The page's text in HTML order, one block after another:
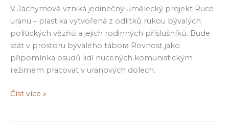
práci
Muzea
obetí
komunizmu
V Jáchymově vzniká jedinečný umělecký projekt Ruce
uranu – plastika vytvořená z odlitků rukou bývalých
politických vězňů a jejich rodinných příslušníků. Bude
stát v prostoru bývalého tábora Rovnost jako
připomínka osudů lidí nucených komunistickým
režimem pracovat v uranových dolech.
Ruce
Číst více »